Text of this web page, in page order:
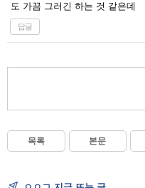
도 가끔 그러긴 하는 것 같은데
답글
목록 본문